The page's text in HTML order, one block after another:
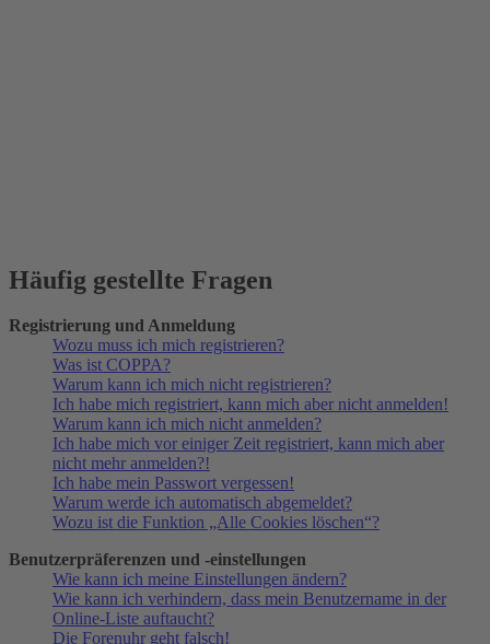
Häufig gestellte Fragen
Registrierung und Anmeldung
Wozu muss ich mich registrieren?
Was ist COPPA?
Warum kann ich mich nicht registrieren?
Ich habe mich registriert, kann mich aber nicht anmelden!
Warum kann ich mich nicht anmelden?
Ich habe mich vor einiger Zeit registriert, kann mich aber
nicht mehr anmelden?!
Ich habe mein Passwort vergessen!
Warum werde ich automatisch abgemeldet?
Wozu ist die Funktion „Alle Cookies löschen“?
Benutzerpräferenzen und -einstellungen
Wie kann ich meine Einstellungen ändern?
Wie kann ich verhindern, dass mein Benutzername in der
Online-Liste auftaucht?
Die Forenuhr geht falsch!